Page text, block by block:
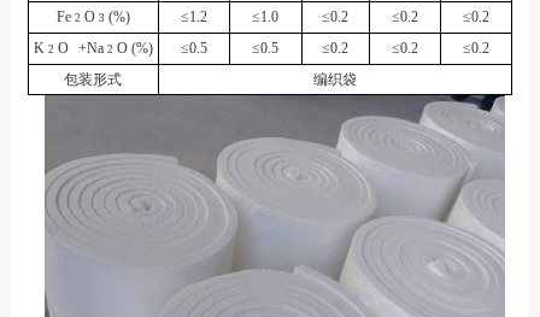
Fe 2 O 3 (%) ≤1.2 ≤1.0 ≤0.2 ≤0.2
≤0.2
K 2 O +Na 2 O (%) ≤0.5 ≤0.5 ≤0.2 ≤0.2
≤0.2
包装形式
编织袋